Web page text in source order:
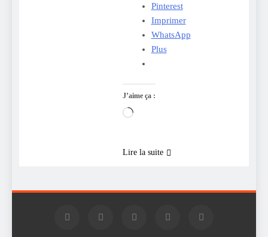
Pinterest
Imprimer
WhatsApp
Plus
J’aime ça :
Chargement…
Lire la suite